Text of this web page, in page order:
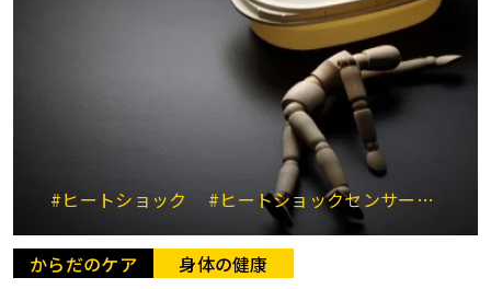
#ヒートショック #ヒートショックセンサー
からだのケア 身体の健康